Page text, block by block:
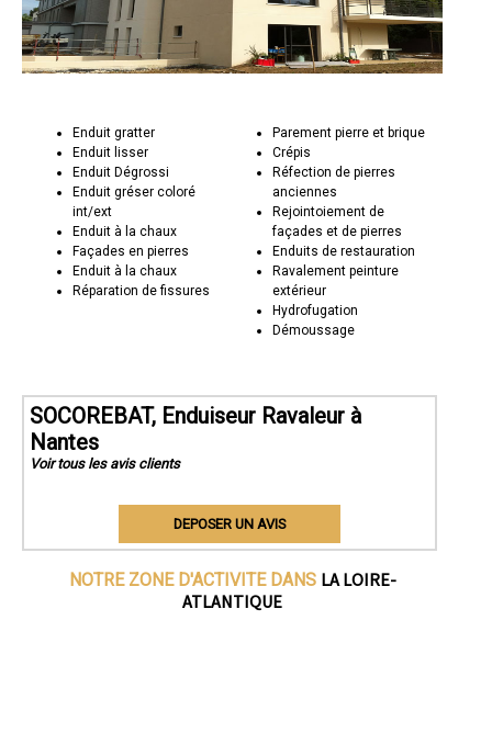
Enduit gratter
Enduit lisser
Enduit Dégrossi
Enduit gréser coloré
int/ext
Enduit à la chaux
Façades en pierres
Enduit à la chaux
Réparation de fissures
Parement pierre et brique
Crépis
Réfection de pierres
anciennes
Rejointoiement de
façades et de pierres
Enduits de restauration
Ravalement peinture
extérieur
Hydrofugation
Démoussage
SOCOREBAT, Enduiseur Ravaleur à
Nantes
Voir tous les avis clients
DEPOSER UN AVIS
NOTRE ZONE D'ACTIVITE DANS LA LOIRE-
ATLANTIQUE